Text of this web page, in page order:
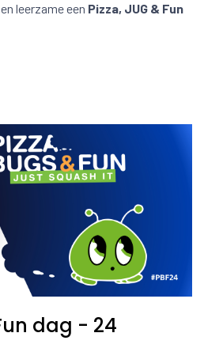
leerzame een Pizza, JUG & Fun
dag - 24